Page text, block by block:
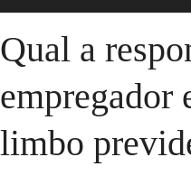
Qual a
empregador
limbo